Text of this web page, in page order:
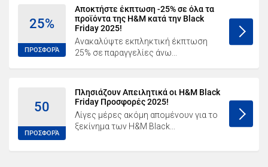
25%
ΠΡΟΣΦΟΡΆ
Αποκτήστε έκπτωση -25% σε όλα τα
προϊόντα της H&M κατά την Black
Friday 2025!
Ανακαλύψτε εκπληκτική έκπτωση
25% σε παραγγελίες άνω...
50
ΠΡΟΣΦΟΡΆ
Πλησιάζουν Απειλητικά οι H&M Black
Friday Προσφορές 2025!
Λίγες μέρες ακόμη απομένουν για το
ξεκίνημα των H&M Black...